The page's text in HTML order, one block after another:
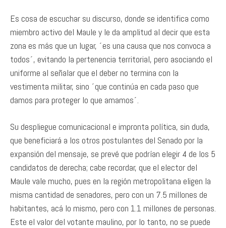
Es cosa de escuchar su discurso, donde se identifica como
miembro activo del Maule y le da amplitud al decir que esta
zona es más que un lugar, ´es una causa que nos convoca a
todos´, evitando la pertenencia territorial, pero asociando el
uniforme al señalar que el deber no termina con la
vestimenta militar, sino ´que continúa en cada paso que
damos para proteger lo que amamos´.
Su despliegue comunicacional e impronta política, sin duda,
que beneficiará a los otros postulantes del Senado por la
expansión del mensaje, se prevé que podrían elegir 4 de los 5
candidatos de derecha; cabe recordar, que el elector del
Maule vale mucho, pues en la región metropolitana eligen la
misma cantidad de senadores, pero con un 7.5 millones de
habitantes, acá lo mismo, pero con 1.1 millones de personas.
Este el valor del votante maulino, por lo tanto, no se puede